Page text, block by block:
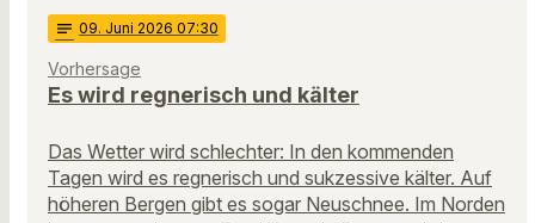
notes 09. Juni 2026 07:30
Vorhersage
Es wird regnerisch und kälter
Das Wetter wird schlechter: In den kommenden
Tagen wird es regnerisch und sukzessive kälter. Auf
höheren Bergen gibt es sogar Neuschnee. Im Norden